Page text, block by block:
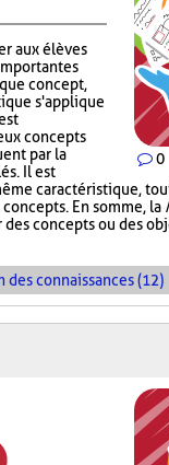
0
aux élèves
concept,
s'applique
concepts
par la
Il est
caractéristique,
En somme, la
concepts ou des
des connaissances (12)